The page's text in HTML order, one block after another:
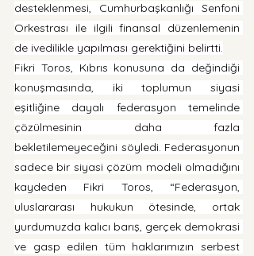
desteklenmesi, Cumhurbaşkanlığı Senfoni
Orkestrası ile ilgili finansal düzenlemenin
de ivedilikle yapılması gerektiğini belirtti.
Fikri Toros, Kıbrıs konusuna da değindiği
konuşmasında, iki toplumun siyasi
eşitliğine dayalı federasyon temelinde
çözülmesinin daha fazla
bekletilemeyeceğini söyledi. Federasyonun
sadece bir siyasi çözüm modeli olmadığını
kaydeden Fikri Toros, “Federasyon,
uluslararası hukukun ötesinde, ortak
yurdumuzda kalıcı barış, gerçek demokrasi
ve gasp edilen tüm haklarımızın serbest